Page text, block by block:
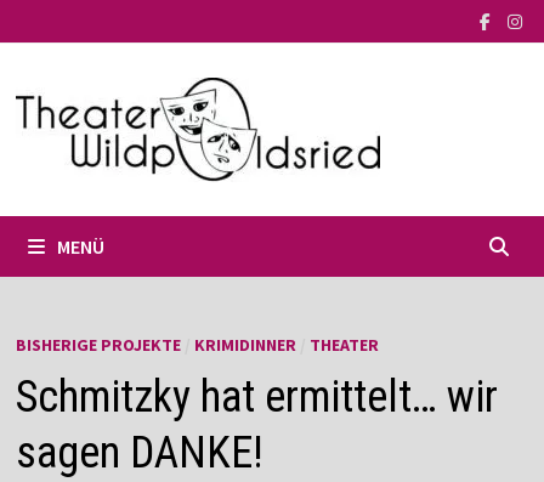
Inhalt
MENÜ
BISHERIGE PROJEKTE/ KRIMIDINNER/ THEATER
Schmitzky hat ermittelt… wir
sagen DANKE!